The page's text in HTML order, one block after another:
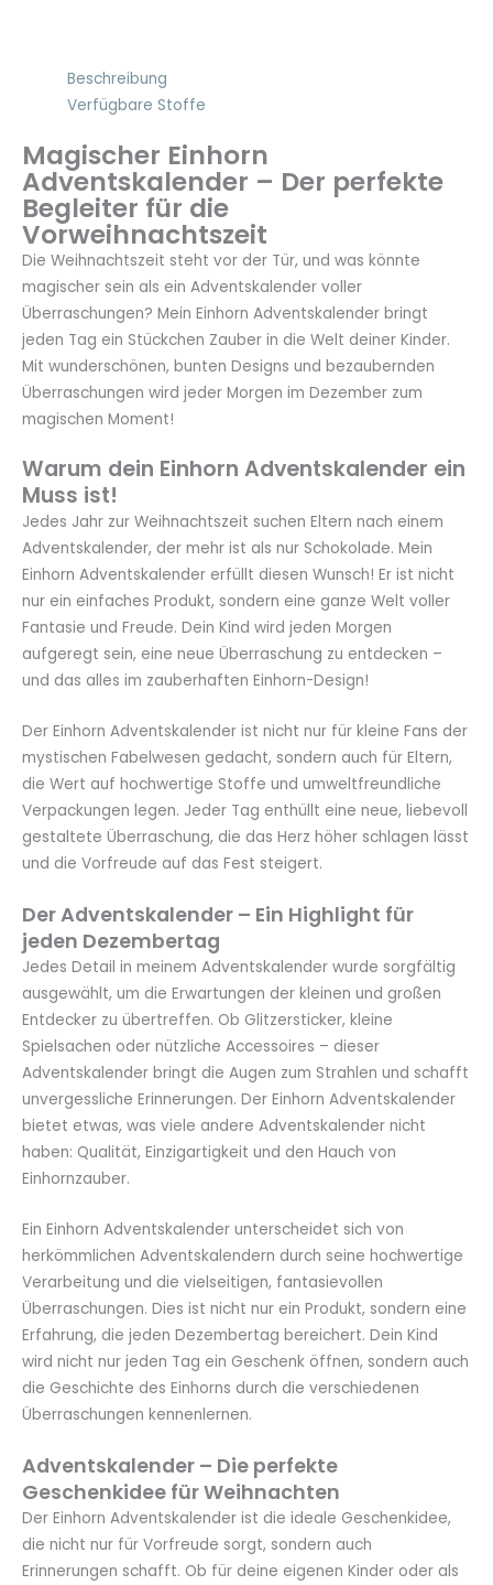
Beschreibung
Verfügbare Stoffe
Magischer Einhorn
Adventskalender – Der perfekte
Begleiter für die
Vorweihnachtszeit
Die Weihnachtszeit steht vor der Tür, und was könnte
magischer sein als ein Adventskalender voller
Überraschungen? Mein Einhorn Adventskalender bringt
jeden Tag ein Stückchen Zauber in die Welt deiner Kinder.
Mit wunderschönen, bunten Designs und bezaubernden
Überraschungen wird jeder Morgen im Dezember zum
magischen Moment!
Warum dein Einhorn Adventskalender ein
Muss ist!
Jedes Jahr zur Weihnachtszeit suchen Eltern nach einem
Adventskalender, der mehr ist als nur Schokolade. Mein
Einhorn Adventskalender erfüllt diesen Wunsch! Er ist nicht
nur ein einfaches Produkt, sondern eine ganze Welt voller
Fantasie und Freude. Dein Kind wird jeden Morgen
aufgeregt sein, eine neue Überraschung zu entdecken –
und das alles im zauberhaften Einhorn-Design!
Der Einhorn Adventskalender ist nicht nur für kleine Fans der
mystischen Fabelwesen gedacht, sondern auch für Eltern,
die Wert auf hochwertige Stoffe und umweltfreundliche
Verpackungen legen. Jeder Tag enthüllt eine neue, liebevoll
gestaltete Überraschung, die das Herz höher schlagen lässt
und die Vorfreude auf das Fest steigert.
Der Adventskalender – Ein Highlight für
jeden Dezembertag
Jedes Detail in meinem Adventskalender wurde sorgfältig
ausgewählt, um die Erwartungen der kleinen und großen
Entdecker zu übertreffen. Ob Glitzersticker, kleine
Spielsachen oder nützliche Accessoires – dieser
Adventskalender bringt die Augen zum Strahlen und schafft
unvergessliche Erinnerungen. Der Einhorn Adventskalender
bietet etwas, was viele andere Adventskalender nicht
haben: Qualität, Einzigartigkeit und den Hauch von
Einhornzauber.
Ein Einhorn Adventskalender unterscheidet sich von
herkömmlichen Adventskalendern durch seine hochwertige
Verarbeitung und die vielseitigen, fantasievollen
Überraschungen. Dies ist nicht nur ein Produkt, sondern eine
Erfahrung, die jeden Dezembertag bereichert. Dein Kind
wird nicht nur jeden Tag ein Geschenk öffnen, sondern auch
die Geschichte des Einhorns durch die verschiedenen
Überraschungen kennenlernen.
Adventskalender – Die perfekte
Geschenkidee für Weihnachten
Der Einhorn Adventskalender ist die ideale Geschenkidee,
die nicht nur für Vorfreude sorgt, sondern auch
Erinnerungen schafft. Ob für deine eigenen Kinder oder als